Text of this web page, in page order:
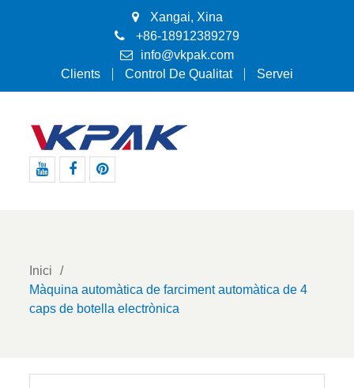
Xangai, Xina
+86-18912389279
info@vkpak.com
Clients
Control De Qualitat Servei
Inici
Màquina automàtica de farciment automàtica de 4
caps de botella electrònica